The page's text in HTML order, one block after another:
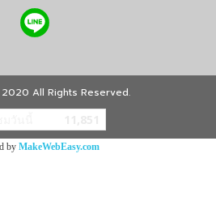
All Rights Reserved.
by MakeWebEasy.com